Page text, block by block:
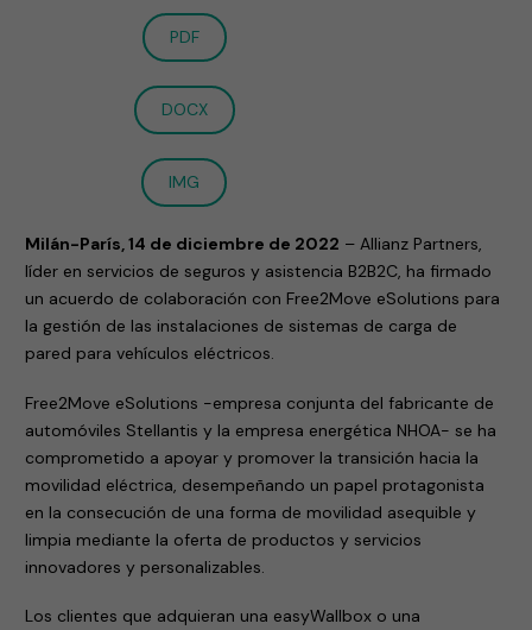
PDF
DOCX
IMG
Milán-París, 14 de diciembre de 2022 – Allianz Partners,
líder en servicios de seguros y asistencia B2B2C, ha firmado
un acuerdo de colaboración con Free2Move eSolutions para
la gestión de las instalaciones de sistemas de carga de
pared para vehículos eléctricos.
Free2Move eSolutions -empresa conjunta del fabricante de
automóviles Stellantis y la empresa energética NHOA- se ha
comprometido a apoyar y promover la transición hacia la
movilidad eléctrica, desempeñando un papel protagonista
en la consecución de una forma de movilidad asequible y
limpia mediante la oferta de productos y servicios
innovadores y personalizables.
Los clientes que adquieran una easyWallbox o una